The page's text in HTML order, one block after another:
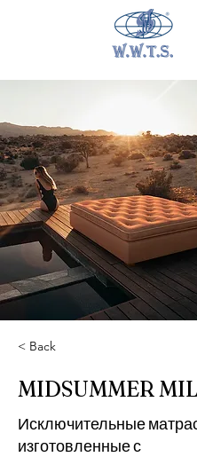
< Back
MIDSUMMER
Исключительные
изготовленные с